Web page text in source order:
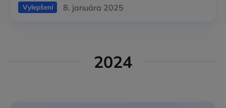
Vylepšení 8. januára 2025
2024